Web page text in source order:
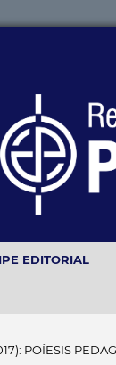
EDITORIAL
POÍESIS